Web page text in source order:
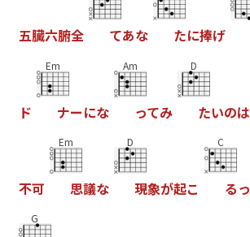
五臓六腑全 てあな たに捧げ
ド
Em
ナーにな
Am
ってみ
D
たいのは
不可
Em
思議な
D
現象が起こ
C
るっ
G